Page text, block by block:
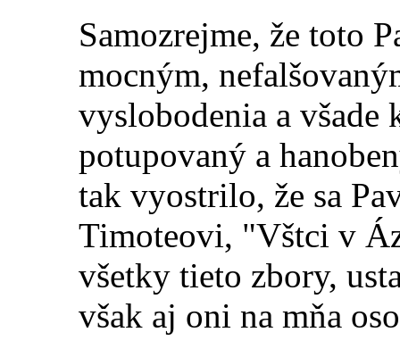
Samozrejme, že toto
mocným,
vyslobodenia a všade
potupovaný a
tak vyostrilo, že sa
Timoteovi, "Vštci v
všetky tieto zbory,
však aj oni na mňa